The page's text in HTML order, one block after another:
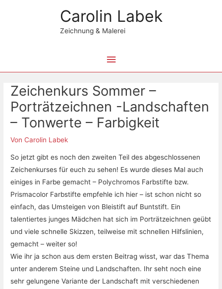
Carolin Labek
Zeichnung & Malerei
Hauptmenü
Zeichenkurs Sommer –
Porträtzeichnen -Landschaften
– Tonwerte – Farbigkeit
VonCarolin Labek
So jetzt gibt es noch den zweiten Teil des abgeschlossenen
Zeichenkurses für euch zu sehen! Es wurde dieses Mal auch
einiges in Farbe gemacht – Polychromos Farbstifte bzw.
Prismacolor Farbstifte empfehle ich hier – ist schon nicht so
einfach, das Umsteigen von Bleistift auf Buntstift. Ein
talentiertes junges Mädchen hat sich im Porträtzeichnen geübt
und viele schnelle Skizzen, teilweise mit schnellen Hilfslinien,
gemacht – weiter so!
Wie ihr ja schon aus dem ersten Beitrag wisst, war das Thema
unter anderem Steine und Landschaften. Ihr seht noch eine
sehr gelungene Variante der Landschaft mit verschiedenen